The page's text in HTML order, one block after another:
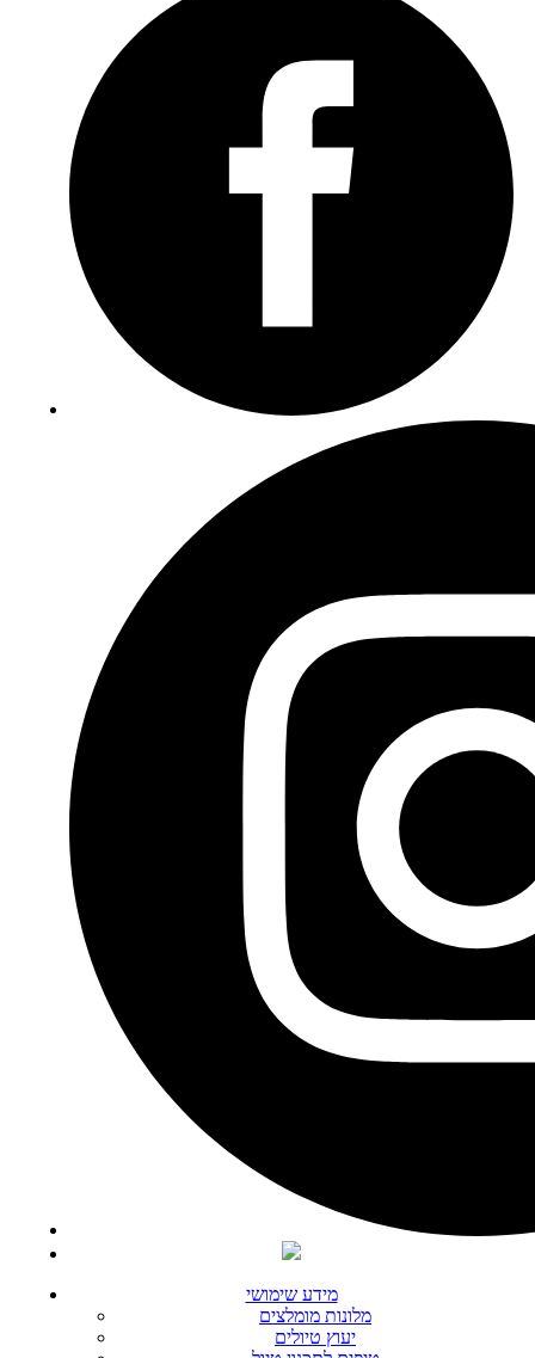
מידע שימושי
מלונות מומלצים
יעוץ טיולים